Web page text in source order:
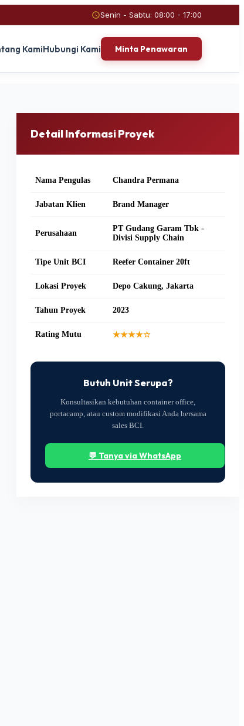
Senin - Sabtu: 08:00 - 17:00
KamiHubungi Kami Minta Penawaran
Detail Informasi Proyek
Nama Pengulas Chandra Permana
Jabatan Klien Brand Manager
Perusahaan
PT Gudang Garam Tbk -
Divisi Supply Chain
Tipe Unit BCI Reefer Container 20ft
Lokasi Proyek Depo Cakung, Jakarta
Tahun Proyek 2023
Rating Mutu ★★★★☆
Butuh Unit Serupa?
Konsultasikan kebutuhan container office,
portacamp, atau custom modifikasi Anda bersama
sales BCI.
💬 Tanya via WhatsApp